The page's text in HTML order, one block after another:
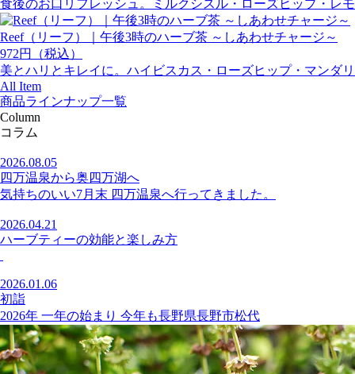
食後のお口リフレッシュ。ミルクシスル・ローズヒップ・レ
Reef（リーフ）｜午後3時のハーブ茶 ～しあわせチャージ～
972円（税込）
美とハリとキレイに。ハイビスカス・ローズヒップ・マンダ
All Item
商品ラインナップ一覧
Column
コラム
2026.08.05
四万温泉から奥四万湖へ
気持ちのいい7月末 四万温泉へ行ってきました。
2026.04.21
ハーブティーの効能と楽しみ方
2026.01.06
初詣
2026年 一年の始まり 今年も長野県長野市松代